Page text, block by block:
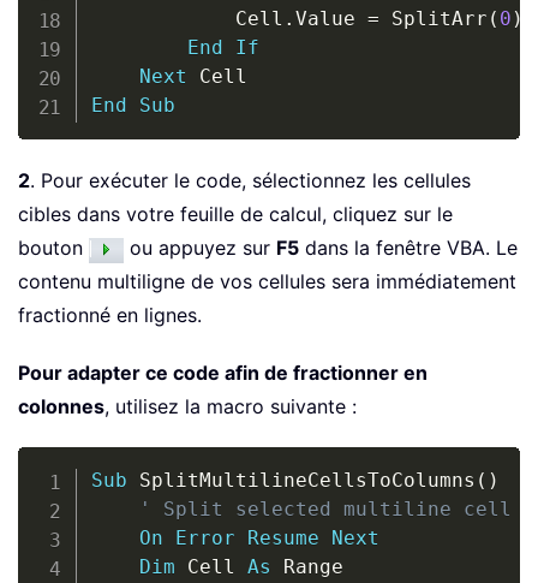
            Cell
. Value = SplitArr ( 0 )
End
If
Next
End
Sub
2. Pour exécuter le code, sélectionnez les cellules
cibles dans votre feuille de calcul, cliquez sur le
bouton
ou appuyez sur F5 dans la fenêtre VBA. Le
contenu multiligne de vos cellules sera immédiatement
fractionné en lignes.
Pour adapter ce code afin de fractionner en
colonnes, utilisez la macro suivante :
Sub SplitMultilineCellsToColumns ( )
' Split selected multiline cell
On
Error Resume
Next
Dim Cell As Range
Copy